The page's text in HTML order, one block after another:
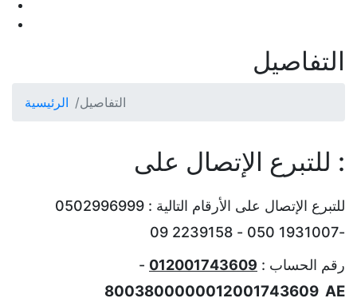
التفاصيل
الرئيسية التفاصيل
للتبرع الإتصال على :
للتبرع الإتصال على الأرقام التالية : 0502996999
-1931007 050
- 2239158 09
رقم الحساب : 012001743609
-
AE